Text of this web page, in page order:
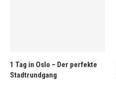
1 Tag in Oslo – Der perfekte
Stadtrundgang